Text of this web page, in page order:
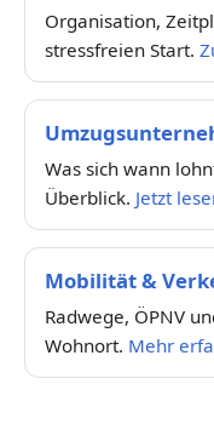
Organisation,
stressfreien Start.
Was sich wann
Überblick. Jetzt
Mobilität &
Radwege, ÖPNV
Wohnort. Mehr